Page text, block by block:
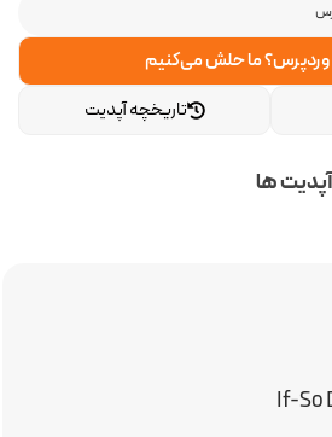
ما حلش می‌کنیم
تاریخچه آپدیت
ها
If-So